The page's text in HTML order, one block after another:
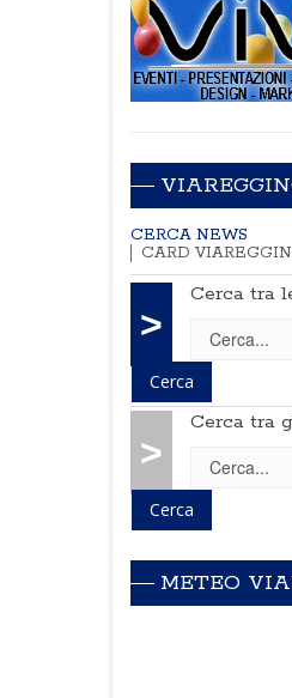
CERCA NEWS
CARD
>
Cerca tra
>
Cerca tra
METEO